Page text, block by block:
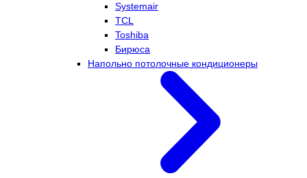
Systemair
TCL
Toshiba
Бирюса
Напольно потолочные кондиционеры